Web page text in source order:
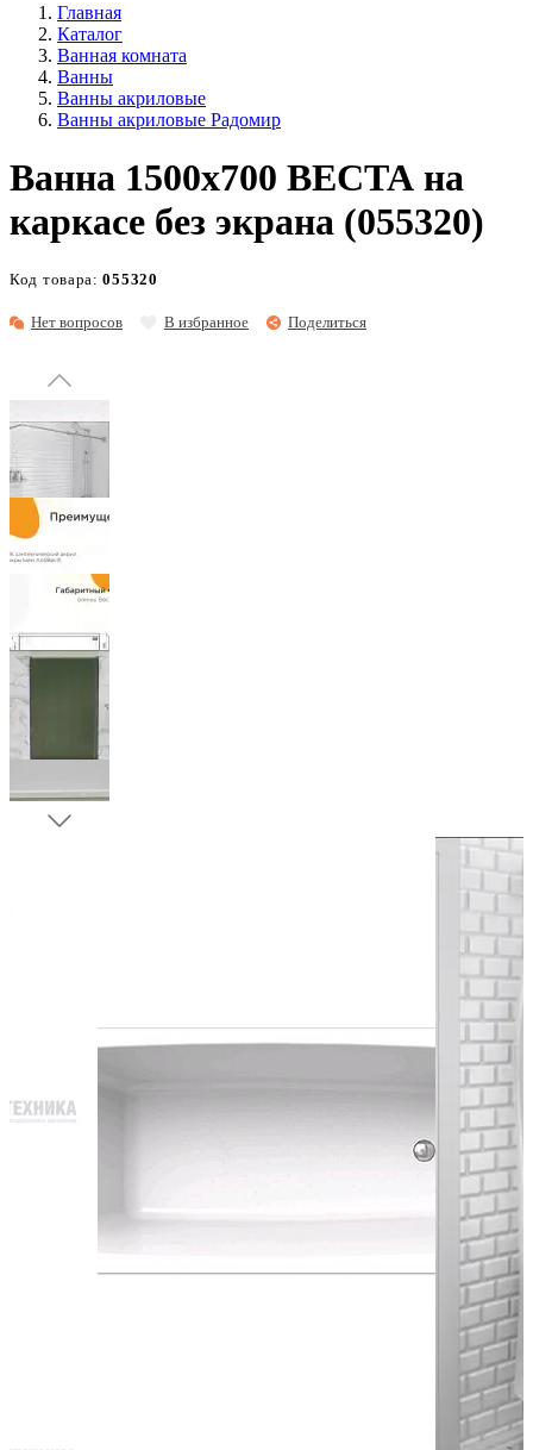
Главная
Каталог
Ванная комната
Ванны
Ванны акриловые
Ванны акриловые Радомир
Ванна 1500x700 ВЕСТА на
каркасе без экрана (055320)
Нет вопросов В избранное Поделиться
Код товара:055320